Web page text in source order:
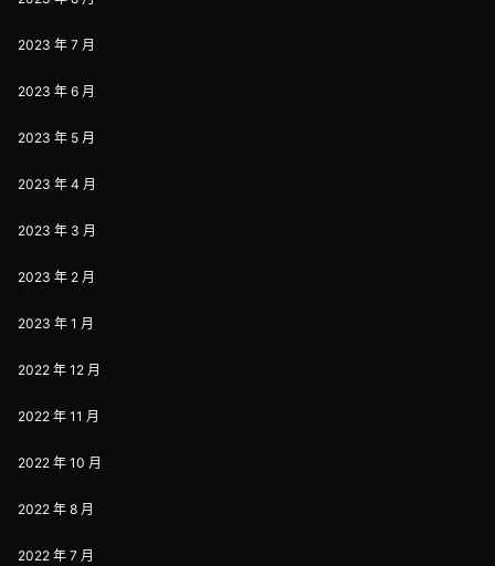
2023 年 7 月
2023 年 6 月
2023 年 5 月
2023 年 4 月
2023 年 3 月
2023 年 2 月
2023 年 1 月
2022 年 12 月
2022 年 11 月
2022 年 10 月
2022 年 8 月
2022 年 7 月